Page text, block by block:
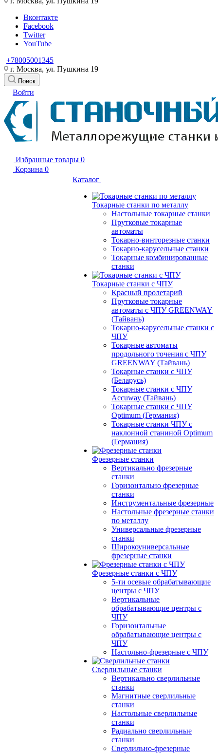
Вконтакте
Facebook
Twitter
YouTube
+78005001345
г. Москва, ул. Пушкина 19
Поиск
Войти
Избранные товары 0
Корзина 0
Каталог
Токарные станки по металлу
Настольные токарные станки
Прутковые токарные
автоматы
Токарно-винторезные станки
Токарно-карусельные станки
Токарные комбинированные
станки
Токарные станки с ЧПУ
Красный пролетарий
Прутковые токарные
автоматы с ЧПУ GREENWAY
(Тайвань)
Токарно-карусельные станки с
ЧПУ
Токарные автоматы
продольного точения с ЧПУ
GREENWAY (Тайвань)
Токарные станки с ЧПУ
(Беларусь)
Токарные станки с ЧПУ
Accuway (Тайвань)
Токарные станки с ЧПУ
Optimum (Германия)
Токарные станки ЧПУ с
наклонной станиной Optimum
(Германия)
Фрезерные станки
Вертикально фрезерные
станки
Горизонтально фрезерные
станки
Инструментальные фрезерные
Настольные фрезерные станки
по металлу
Универсальные фрезерные
станки
Широкоуниверсальные
фрезерные станки
Фрезерные станки с ЧПУ
5-ти осевые обрабатывающие
центры с ЧПУ
Вертикальные
обрабатывающие центры с
ЧПУ
Горизонтальные
обрабатывающие центры с
ЧПУ
Настольно-фрезерные с ЧПУ
Сверлильные станки
Вертикально сверлильные
станки
Магнитные сверлильные
станки
Настольные сверлильные
станки
Радиально сверлильные
станки
Сверлильно-фрезерные